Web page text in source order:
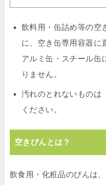
飲料用・缶詰め等の空
に、空き缶専用容器に
アルミ缶・スチール缶
りません。
汚れのとれないものは
ください。
空きびんとは？
飲食用・化粧品のびんは